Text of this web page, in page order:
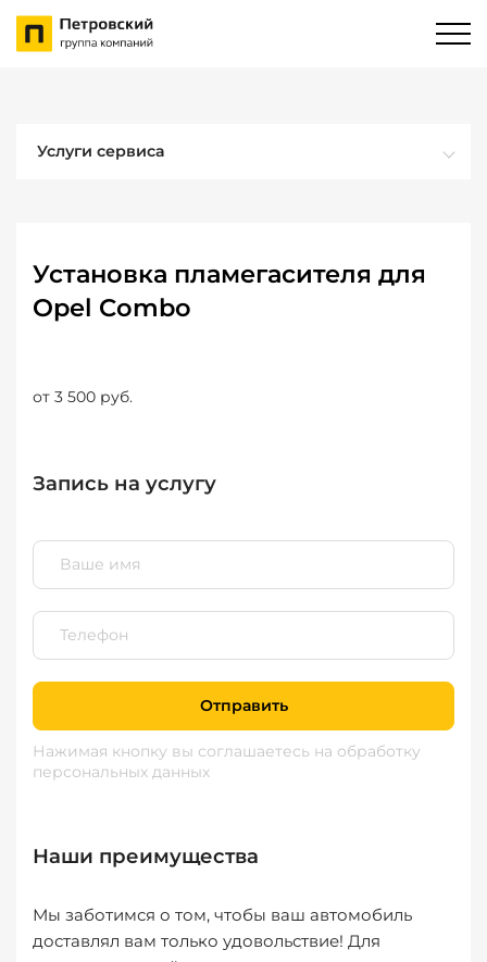
Услуги сервиса
Установка пламегасителя для
Opel Combo
от 3 500 руб.
Запись на услугу
Отправить
Нажимая кнопку вы соглашаетесь на обработку
персональных данных
Наши преимущества
Мы заботимся о том, чтобы ваш автомобиль
доставлял вам только удовольствие! Для